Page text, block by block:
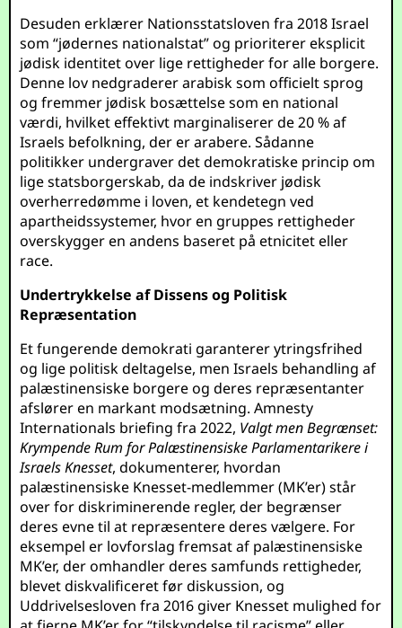
Desuden erklærer Nationsstatsloven fra 2018 Israel
som “jødernes nationalstat” og prioriterer eksplicit
jødisk identitet over lige rettigheder for alle borgere.
Denne lov nedgraderer arabisk som officielt sprog
og fremmer jødisk bosættelse som en national
værdi, hvilket effektivt marginaliserer de 20 % af
Israels befolkning, der er arabere. Sådanne
politikker undergraver det demokratiske princip om
lige statsborgerskab, da de indskriver jødisk
overherredømme i loven, et kendetegn ved
apartheidssystemer, hvor en gruppes rettigheder
overskygger en andens baseret på etnicitet eller
race.
Undertrykkelse af Dissens og Politisk
Repræsentation
Et fungerende demokrati garanterer ytringsfrihed
og lige politisk deltagelse, men Israels behandling af
palæstinensiske borgere og deres repræsentanter
afslører en markant modsætning. Amnesty
Internationals briefing fra 2022, Valgt men Begrænset:
Krympende Rum for Palæstinensiske Parlamentarikere i
Israels Knesset, dokumenterer, hvordan
palæstinensiske Knesset-medlemmer (MK’er) står
over for diskriminerende regler, der begrænser
deres evne til at repræsentere deres vælgere. For
eksempel er lovforslag fremsat af palæstinensiske
MK’er, der omhandler deres samfunds rettigheder,
blevet diskvalificeret før diskussion, og
Uddrivelsesloven fra 2016 giver Knesset mulighed for